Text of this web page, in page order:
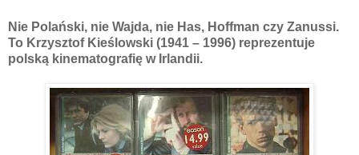
Nie Polański, nie Wajda, nie Has, Hoffman czy Zanussi.
To Krzysztof Kieślowski (1941 – 1996) reprezentuje
polską kinematografię w Irlandii.